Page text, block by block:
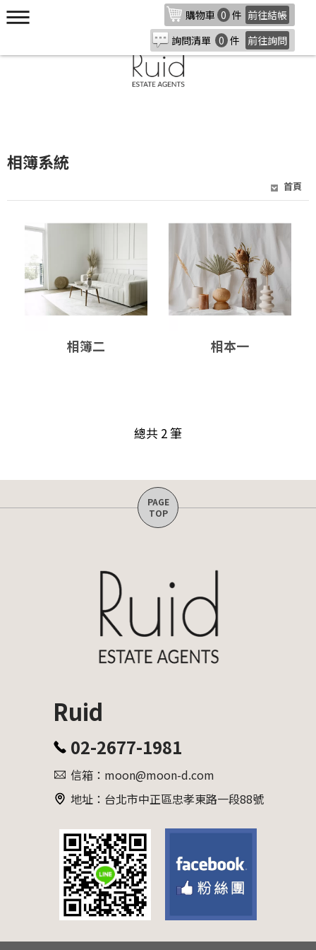
購物車 0 件 前往結帳
詢問清單 0 件 前往詢問
相簿系統
首頁
相簿二 相本一
總共 2 筆
Ruid
02-2677-1981
信箱：moon@moon-d.com
地址：台北市中正區忠孝東路一段88號